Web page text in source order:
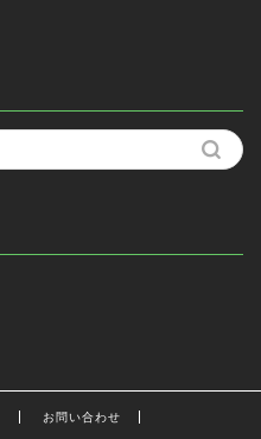
お問い合わせ